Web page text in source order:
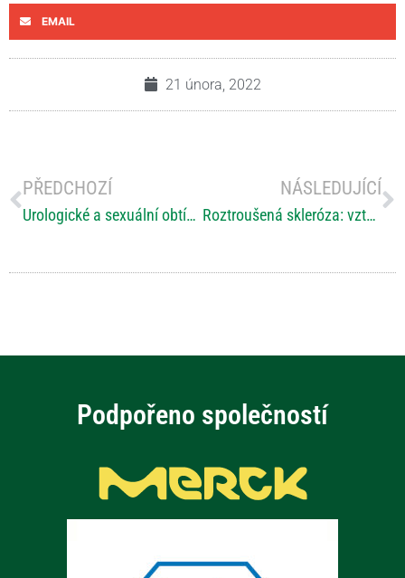
EMAIL
21 února, 2022
PŘEDCHOZÍ
Urologické a sexuální obtíže u RS: Zdraví nesmí být tabu!
NÁSLEDUJÍCÍ
Roztroušená skleróza: vztah mysli a těla
Podpořeno společností